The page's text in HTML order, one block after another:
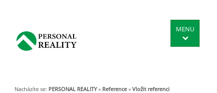
MENU
Nacházíte se: PERSONAL REALITY » Reference » Vložit referenci